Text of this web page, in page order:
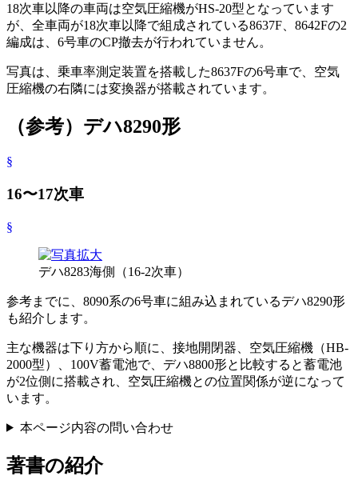
18次車以降の車両は空気圧縮機がHS-20型となっています
が、全車両が18次車以降で組成されている8637F、8642Fの2
編成は、6号車のCP撤去が行われていません。
写真は、乗車率測定装置を搭載した8637Fの6号車で、空気
圧縮機の右隣には変換器が搭載されています。
（参考）デハ8290形
§
16〜17次車
§
デハ8283海側（16-2次車）
参考までに、8090系の6号車に組み込まれているデハ8290形
も紹介します。
主な機器は下り方から順に、接地開閉器、空気圧縮機（HB-
2000型）、100V蓄電池で、デハ8800形と比較すると蓄電池
が2位側に搭載され、空気圧縮機との位置関係が逆になって
います。
本ページ内容の問い合わせ
著書の紹介